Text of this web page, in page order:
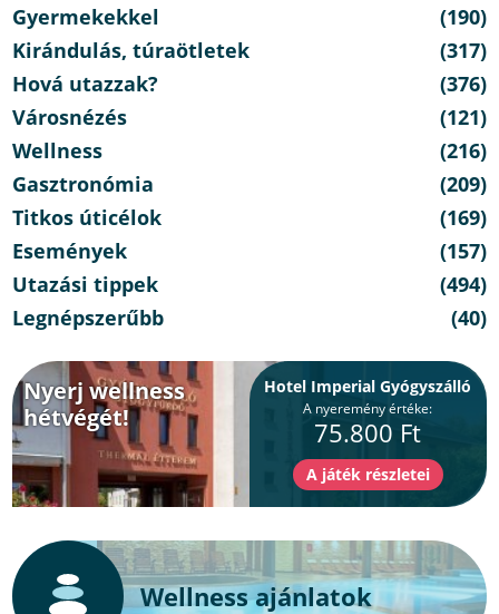
Gyermekekkel
(190)
Kirándulás, túraötletek
(317)
Hová utazzak?
(376)
Városnézés
(121)
Wellness
(216)
Gasztronómia
(209)
Titkos úticélok
(169)
Események
(157)
Utazási tippek
(494)
Legnépszerűbb
(40)
Nyerj wellness
hétvégét!
Hotel Imperial Gyógyszálló
A nyeremény értéke:
75.800 Ft
Wellness ajánlatok